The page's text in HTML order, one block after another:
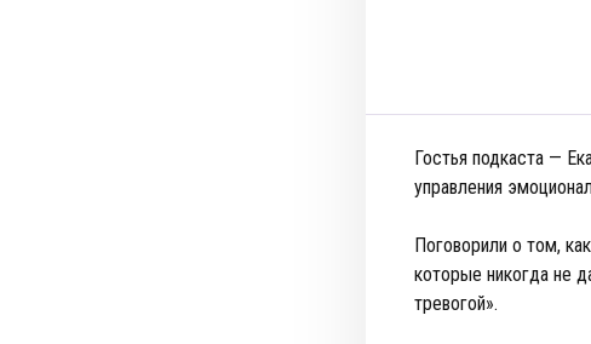
Гостья подкаста —
управления
Поговорили о том,
которые никогда не
тревогой».